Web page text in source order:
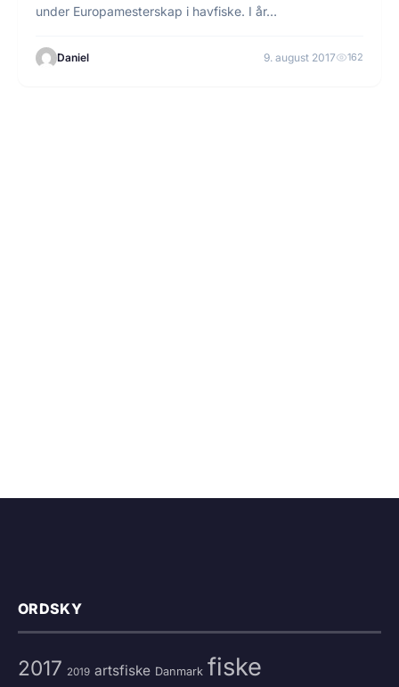
under Europamesterskap i havfiske. I år…
Daniel 9. august 2017 162
ORDSKY
2017 2019 artsfiske Danmark fiske